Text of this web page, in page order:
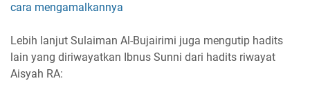
cara mengamalkannya
Lebih lanjut Sulaiman Al-Bujairimi juga mengutip hadits
lain yang diriwayatkan Ibnus Sunni dari hadits riwayat
Aisyah RA: